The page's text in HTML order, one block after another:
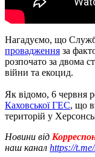
Нагадуємо, що
провадження за
розпочато за двома
війни та екоцид.
Як відомо, 6 червня
Каховської ГЕС, що
територій у
Новини від
наш канал https://